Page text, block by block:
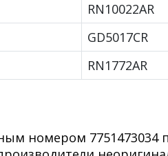
RN10022AR
GD5017CR
RN1772AR
номером 7751473034